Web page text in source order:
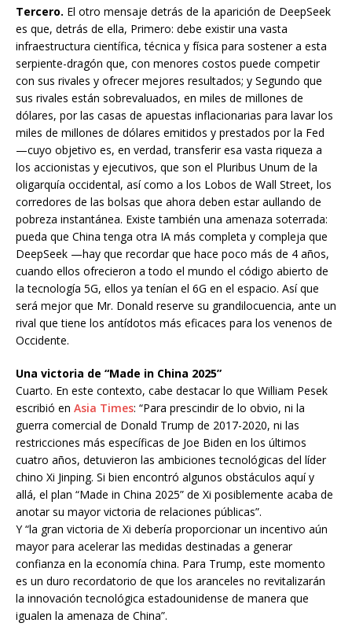
Tercero. El otro mensaje detrás de la aparición de DeepSeek
es que, detrás de ella, Primero: debe existir una vasta
infraestructura científica, técnica y física para sostener a esta
serpiente-dragón que, con menores costos puede competir
con sus rivales y ofrecer mejores resultados; y Segundo que
sus rivales están sobrevaluados, en miles de millones de
dólares, por las casas de apuestas inflacionarias para lavar los
miles de millones de dólares emitidos y prestados por la Fed
—cuyo objetivo es, en verdad, transferir esa vasta riqueza a
los accionistas y ejecutivos, que son el Pluribus Unum de la
oligarquía occidental, así como a los Lobos de Wall Street, los
corredores de las bolsas que ahora deben estar aullando de
pobreza instantánea. Existe también una amenaza soterrada:
pueda que China tenga otra IA más completa y compleja que
DeepSeek —hay que recordar que hace poco más de 4 años,
cuando ellos ofrecieron a todo el mundo el código abierto de
la tecnología 5G, ellos ya tenían el 6G en el espacio. Así que
será mejor que Mr. Donald reserve su grandilocuencia, ante un
rival que tiene los antídotos más eficaces para los venenos de
Occidente.
Una victoria de “Made in China 2025”
Cuarto. En este contexto, cabe destacar lo que William Pesek
escribió en Asia Times: “Para prescindir de lo obvio, ni la
guerra comercial de Donald Trump de 2017-2020, ni las
restricciones más específicas de Joe Biden en los últimos
cuatro años, detuvieron las ambiciones tecnológicas del líder
chino Xi Jinping. Si bien encontró algunos obstáculos aquí y
allá, el plan “Made in China 2025” de Xi posiblemente acaba de
anotar su mayor victoria de relaciones públicas”.
Y “la gran victoria de Xi debería proporcionar un incentivo aún
mayor para acelerar las medidas destinadas a generar
confianza en la economía china. Para Trump, este momento
es un duro recordatorio de que los aranceles no revitalizarán
la innovación tecnológica estadounidense de manera que
igualen la amenaza de China”.